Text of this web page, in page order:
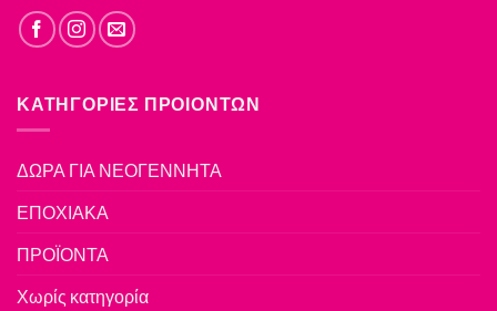
ΚΑΤΗΓΟΡΙΕΣ ΠΡΟΙΟΝΤΩΝ
ΔΩΡΑ ΓΙΑ ΝΕΟΓΕΝΝΗΤΑ
ΕΠΟΧΙΑΚΑ
ΠΡΟΪΟΝΤΑ
Χωρίς κατηγορία